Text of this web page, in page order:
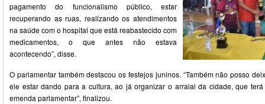
pagamento do funcionalismo público, estar
recuperando as ruas, realizando os atendimentos
na saúde com o hospital que está reabastecido com
medicamentos, o que antes não estava
acontecendo”, disse.
O parlamentar também destacou os festejos juninos. “Também não posso
ele estar dando para a cultura, ao já organizar o arraial da cidade, que
emenda parlamentar”, finalizou.